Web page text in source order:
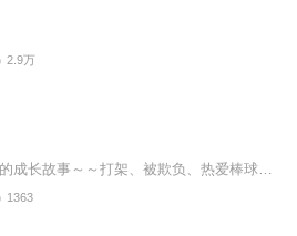
2.9万
1363